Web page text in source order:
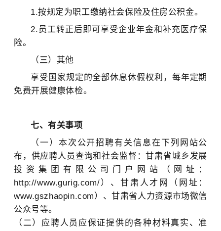
1.按规定为职工缴纳社会保险及住房公积金。
2.员工转正后即可享受企业年金和补充医疗保
险。
（三）其他
享受国家规定的全部休息休假权利，每年定期
免费开展健康体检。
七、有关事项
（一）本次公开招聘有关信息在下列网站公
布，供应聘人员查询和社会监督：甘肃省城乡发展
投资集团有限公司门户网站（网址：
http://www.gurig.com/）、甘肃人才网（网址：
www.gszhaopin.com）、甘肃省人力资源市场微信
公众号等。
（二）应聘人员应保证提供的各种材料真实、准